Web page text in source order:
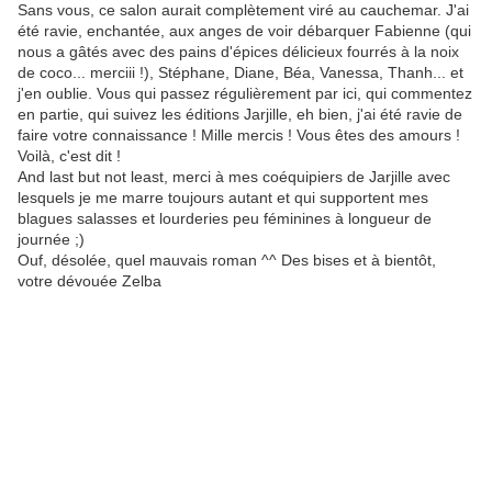
Sans vous, ce salon aurait complètement viré au cauchemar. J'ai
été ravie, enchantée, aux anges de voir débarquer Fabienne (qui
nous a gâtés avec des pains d'épices délicieux fourrés à la noix
de coco... merciii !), Stéphane, Diane, Béa, Vanessa, Thanh... et
j'en oublie. Vous qui passez régulièrement par ici, qui commentez
en partie, qui suivez les éditions Jarjille, eh bien, j'ai été ravie de
faire votre connaissance ! Mille mercis ! Vous êtes des amours !
Voilà, c'est dit !
And last but not least, merci à mes coéquipiers de Jarjille avec
lesquels je me marre toujours autant et qui supportent mes
blagues salasses et lourderies peu féminines à longueur de
journée ;)
Ouf, désolée, quel mauvais roman ^^ Des bises et à bientôt,
votre dévouée Zelba